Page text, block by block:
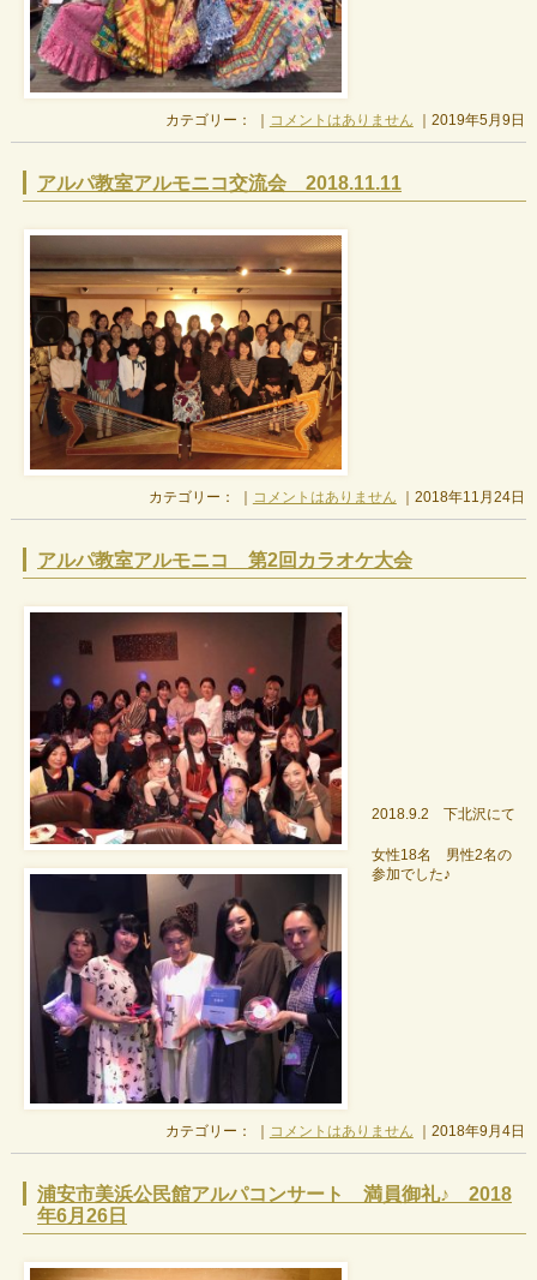
カテゴリー： ｜ コメントはありません ｜2019年5月9日
アルパ教室アルモニコ交流会 2018.11.11
カテゴリー： ｜ コメントはありません ｜2018年11月24日
アルパ教室アルモニコ 第2回カラオケ大会
2018.9.2 下北沢にて
女性18名 男性2名の
参加でした♪
カテゴリー： ｜ コメントはありません ｜2018年9月4日
浦安市美浜公民館アルパコンサート 満員御礼♪ 2018
年6月26日